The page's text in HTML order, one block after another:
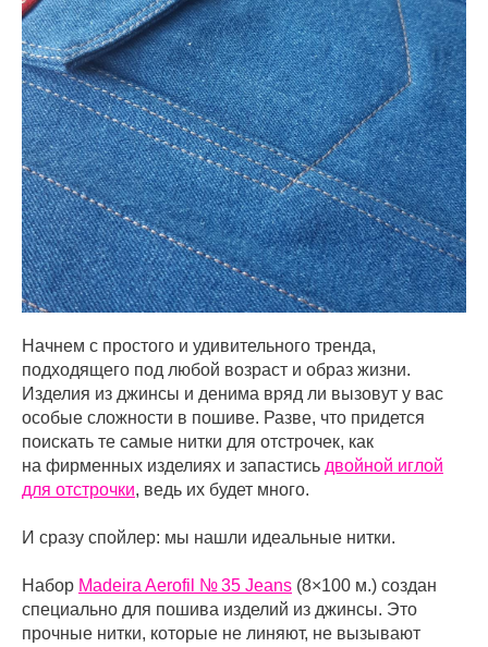
Начнем с простого и удивительного тренда,
подходящего под любой возраст и образ жизни.
Изделия из джинсы и денима вряд ли вызовут у вас
особые сложности в пошиве. Разве, что придется
поискать те самые нитки для отстрочек, как
на фирменных изделиях и запастись двойной иглой
для отстрочки, ведь их будет много.
И сразу спойлер: мы нашли идеальные нитки.
Набор Madeira Aerofil № 35 Jeans (8×100 м.) создан
специально для пошива изделий из джинсы. Это
прочные нитки, которые не линяют, не вызывают